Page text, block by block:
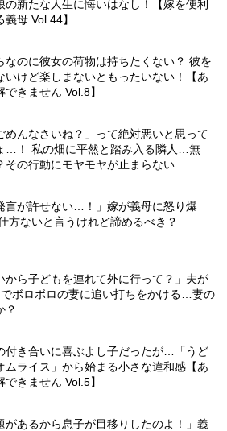
の新たな人生に悔いはなし！【嫁を便利
義母 Vol.44】
なのに彼女の荷物は持ちたくない？ 彼を
いけど楽しまないともったいない！【あ
できません Vol.8】
めんなさいね？」って絶対悪いと思って
…！ 私の畑に平然と踏み入る隣人…無
その行動にモヤモヤが止まらない
言が許せない…！」嫁が義母に怒り爆
方ないと言うけれど諦めるべき？
から子どもを連れて外に行って？」夫が
ボロボロの妻に追い打ちをかける…妻の
？
付き合いに喜ぶよし子だったが…「うど
ムライス」から始まる小さな違和感【あ
できません Vol.5】
があるから息子が目移りしたのよ！」義